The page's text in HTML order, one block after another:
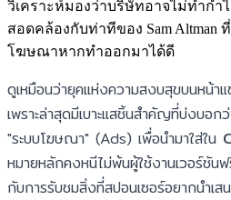
วิเคราะห์มองว่าบริษัทอาจไม่ทำกำ
สอดคล้องกับท่าทีของ Sam Altman
โฆษณาหากทำออกมาได้ดี
ดูเหมือนว่ายุคแห่งความสงบสุขบนหน้า
เพราะล่าสุดมีเบาะแสชิ้นสำคัญที่บ่งบอก
"ระบบโฆษณา" (Ads) เพื่อนำมาใส่ใน
หมายหลักคงหนีไม่พ้นผู้ใช้งานเวอร์ชัน
กับการรับชมสิ่งที่สปอนเซอร์อยากนำเส